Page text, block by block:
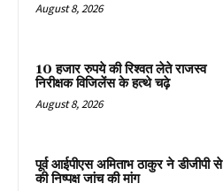
August 8, 2026
10 हजार रुपये की रिश्वत लेते राजस्व
निरीक्षक विजिलेंस के हत्थे चढ़े
August 8, 2026
पूर्व आईपीएस अमिताभ ठाकुर ने डीजीपी से
की निष्पक्ष जांच की मांग